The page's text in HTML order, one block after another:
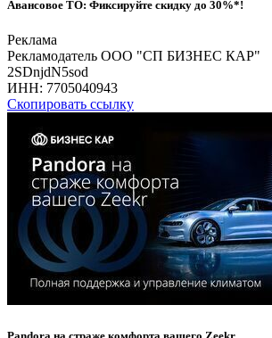
Авансовое ТО: Фиксируйте скидку до 30%*!
Реклама
Рекламодатель ООО "СП БИЗНЕС КАР"
2SDnjdN5sod
ИНН: 7705040943
Скопировать ссылку